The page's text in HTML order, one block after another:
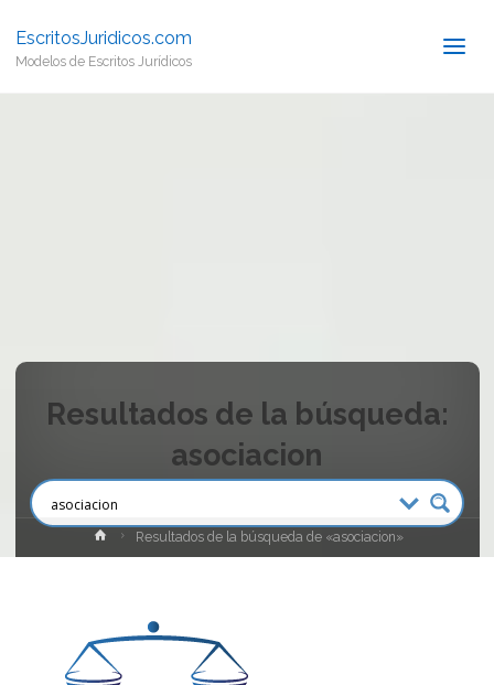
EscritosJuridicos.com
Modelos de Escritos Jurídicos
Resultados de la búsqueda:
asociacion
InicioResultados de la búsqueda de «asociacion»